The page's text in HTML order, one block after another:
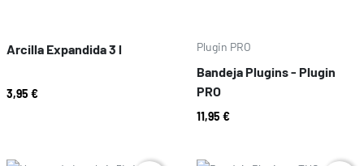
Arcilla Expandida 3 l
3,95 €
Plugin PRO
Bandeja Plugins - Plugin
PRO
11,95 €